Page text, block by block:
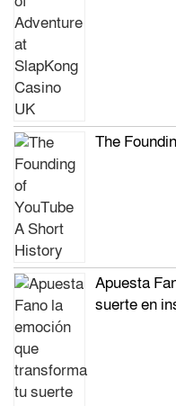
The
Apuesta
suerte en